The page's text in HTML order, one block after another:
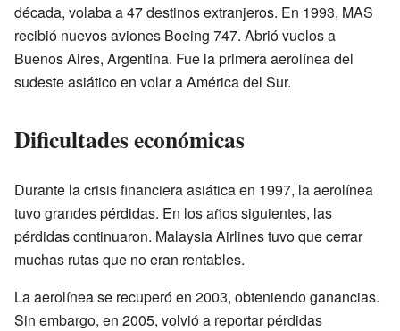
década, volaba a 47 destinos extranjeros. En 1993, MAS
recibió nuevos aviones Boeing 747. Abrió vuelos a
Buenos Aires, Argentina. Fue la primera aerolínea del
sudeste asiático en volar a América del Sur.
Dificultades económicas
Durante la crisis financiera asiática en 1997, la aerolínea
tuvo grandes pérdidas. En los años siguientes, las
pérdidas continuaron. Malaysia Airlines tuvo que cerrar
muchas rutas que no eran rentables.
La aerolínea se recuperó en 2003, obteniendo ganancias.
Sin embargo, en 2005, volvió a reportar pérdidas